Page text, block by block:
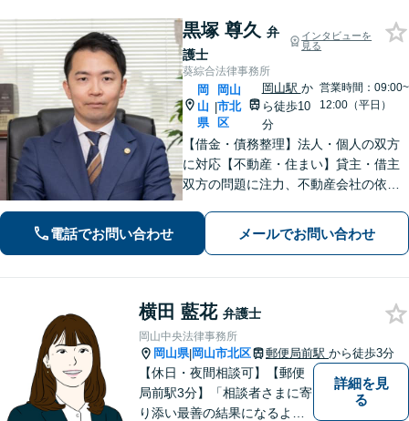
黒塚 尊久 弁
護士
インタビューを
見る
葵綜合法律事務所
岡
山
県
|
岡山
市北
区
岡山駅 か
ら徒歩10
分
営業時間：09:00~
12:00（平日）
【借金・債務整理】法人・個人の双方
に対応【不動産・住まい】貸主・借主
双方の問題に注力、不動産会社の依頼
通。その他労働事件もカバー【行政事
件】学校トラブル・いじめ問題に注力
電話でお問い合わせ メールでお問い合わせ
横田 藍花 弁護士
岡山中央法律事務所
岡山県|岡山市北区 郵便局前駅 から徒歩3分
【休日・夜間相談可】【郵便
局前駅3分】「相談者さまに寄
り添い最善の結果になるよう
詳細を見
る